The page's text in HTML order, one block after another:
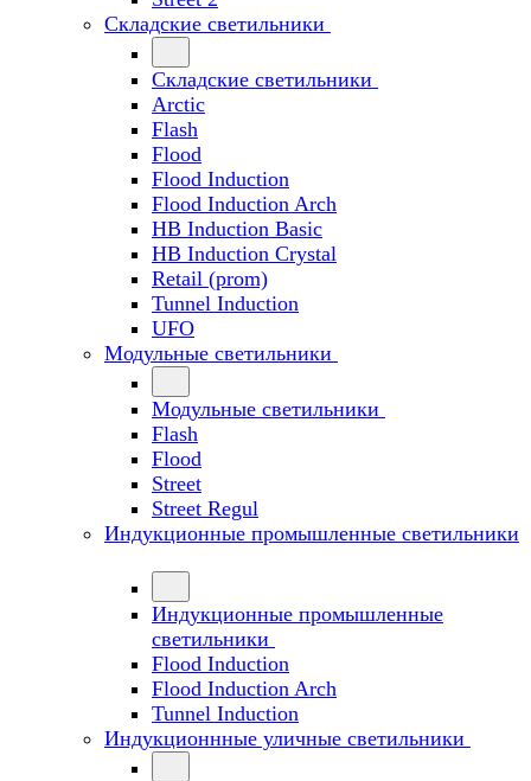
Складские светильники
Складские светильники
Arctic
Flash
Flood
Flood Induction
Flood Induction Arch
HB Induction Basic
HB Induction Crystal
Retail (prom)
Tunnel Induction
UFO
Модульные светильники
Модульные светильники
Flash
Flood
Street
Street Regul
Индукционные промышленные светильники
Индукционные промышленные
светильники
Flood Induction
Flood Induction Arch
Tunnel Induction
Индукционнные уличные светильники